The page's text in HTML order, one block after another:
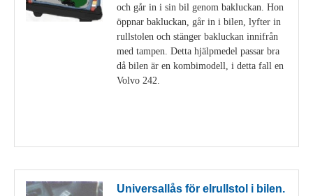
och går in i sin bil genom bakluckan. Hon
öppnar bakluckan, går in i bilen, lyfter in
rullstolen och stänger bakluckan innifrån
med tampen. Detta hjälpmedel passar bra
då bilen är en kombimodell, i detta fall en
Volvo 242.
Universallås för elrullstol i bilen.